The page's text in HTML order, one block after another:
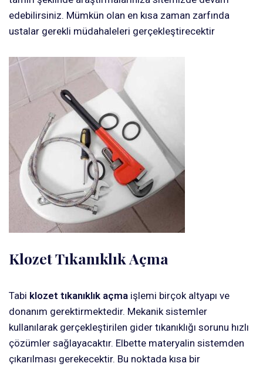
edebilirsiniz. Mümkün olan en kısa zaman zarfında
ustalar gerekli müdahaleleri gerçekleştirecektir
Klozet Tıkanıklık Açma
Tabi klozet tıkanıklık açma işlemi birçok altyapı ve
donanım gerektirmektedir. Mekanik sistemler
kullanılarak gerçekleştirilen gider tıkanıklığı sorunu hızlı
çözümler sağlayacaktır. Elbette materyalin sistemden
çıkarılması gerekecektir. Bu noktada kısa bir